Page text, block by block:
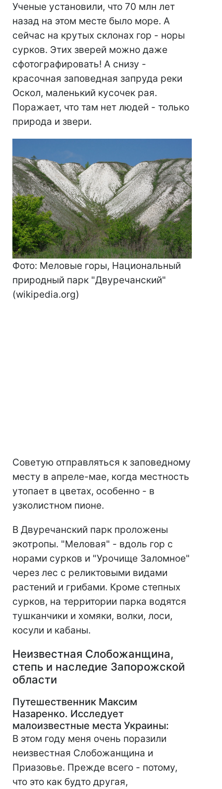
Ученые установили, что 70 млн лет
назад на этом месте было море. А
сейчас на крутых склонах гор - норы
сурков. Этих зверей можно даже
сфотографировать! А снизу -
красочная заповедная запруда реки
Оскол, маленький кусочек рая.
Поражает, что там нет людей - только
природа и звери.
Фото: Меловые горы, Национальный
природный парк "Двуречанский"
(wikipedia.org)
Советую отправляться к заповедному
месту в апреле-мае, когда местность
утопает в цветах, особенно - в
узколистном пионе.
В Двуречанский парк проложены
экотропы. "Меловая" - вдоль гор с
норами сурков и "Урочище Заломное"
через лес с реликтовыми видами
растений и грибами. Кроме степных
сурков, на территории парка водятся
тушканчики и хомяки, волки, лоси,
косули и кабаны.
Неизвестная Слобожанщина,
степь и наследие Запорожской
области
Путешественник Максим
Назаренко. Исследует
малоизвестные места Украины:
В этом году меня очень поразили
неизвестная Слобожанщина и
Приазовье. Прежде всего - потому,
что это как будто другая,